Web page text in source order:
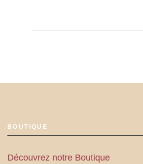
BOUTIQUE
Découvrez notre Boutique